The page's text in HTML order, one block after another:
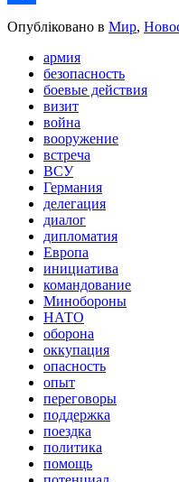
Share
Опубліковано в Мир,
армия
безопасность
боевые действия
визит
война
вооружение
встреча
ВСУ
Германия
делегация
диалог
дипломатия
Европа
инициатива
командование
Минобороны
НАТО
оборона
оккупация
опасность
опыт
переговоры
поддержка
поездка
политика
помощь